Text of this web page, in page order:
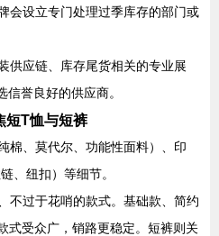
会设立专门处理过季库存的部门或
供应链、库存尾货相关的专业展
誉良好的供应商。
短T恤与短裤
棉、莫代尔、功能性面料）、印
、纽扣）等细节。
不过于花哨的款式。基础款、简约
式受众广，销路更稳定。短裤则关